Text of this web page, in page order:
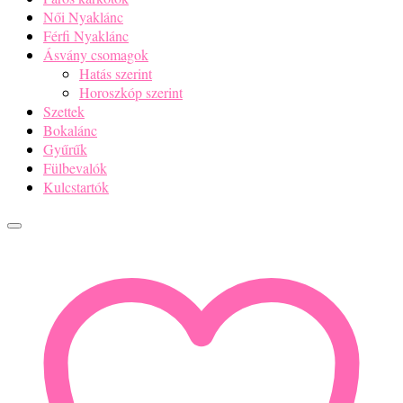
Női Nyaklánc
Férfi Nyaklánc
Ásvány csomagok
Hatás szerint
Horoszkóp szerint
Szettek
Bokalánc
Gyűrűk
Fülbevalók
Kulcstartók